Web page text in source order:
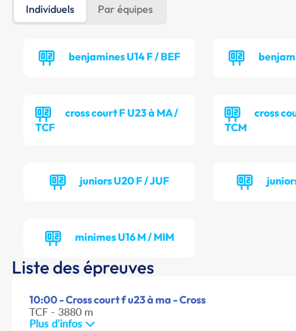
Individuels Par équipes
benjamines U14 F / BEF
cross court F U23 à MA /
TCF
cross
TCM
juniors U20 F / JUF
minimes U16 M / MIM
Liste des épreuves
10:00 - Cross court f u23 à ma - Cross
TCF - 3880 m
Plus d'infos